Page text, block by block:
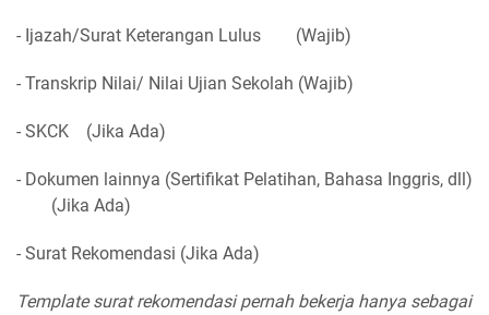
- Ijazah/Surat Keterangan Lulus (Wajib)
- Transkrip Nilai/ Nilai Ujian Sekolah (Wajib)
- SKCK (Jika Ada)
- Dokumen lainnya (Sertifikat Pelatihan, Bahasa Inggris, dll)
(Jika Ada)
- Surat Rekomendasi (Jika Ada)
Template surat rekomendasi pernah bekerja hanya sebagai